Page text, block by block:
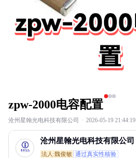
zpw-2000电容配置
沧州星翰光电科技有限公司 · 2026-05-19 21:44:19
沧州星翰光电科技有限公司
法人:魏俊敏 通过真实性核验